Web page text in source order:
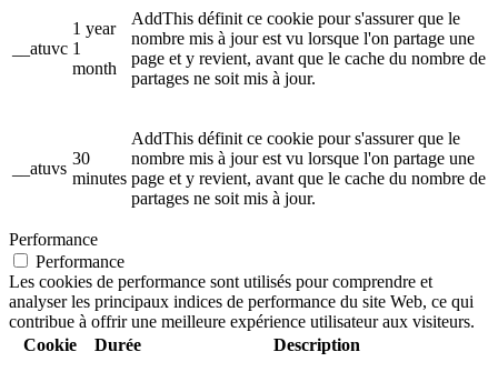
__atuvc
1 year
1
month
AddThis définit ce cookie pour s'assurer que le
nombre mis à jour est vu lorsque l'on partage une
page et y revient, avant que le cache du nombre de
partages ne soit mis à jour.
__atuvs
30
minutes
AddThis définit ce cookie pour s'assurer que le
nombre mis à jour est vu lorsque l'on partage une
page et y revient, avant que le cache du nombre de
partages ne soit mis à jour.
Performance
Performance
Les cookies de performance sont utilisés pour comprendre et
analyser les principaux indices de performance du site Web, ce qui
contribue à offrir une meilleure expérience utilisateur aux visiteurs.
Cookie
Durée Description